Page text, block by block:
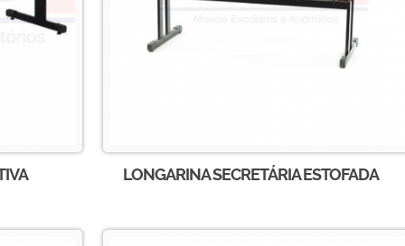
LONGARINA SECRETÁRIA ESTOFADA